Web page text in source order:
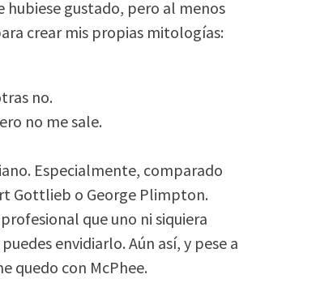
hubiese gustado, pero al menos
crear mis propias mitologías:
no.
no me sale.
Especialmente, comparado
Gottlieb o George Plimpton.
que uno ni siquiera
envidiarlo. Aún así, y pese a
quedo con McPhee.